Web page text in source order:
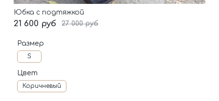
Юбка с подтяжкой
21 600 руб 27 000 руб
Размер
S
Цвет
Коричневый